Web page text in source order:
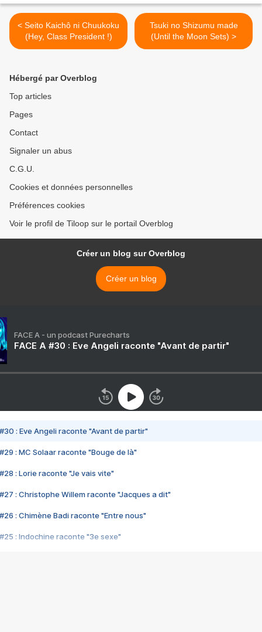
< Seito Kaichô ni Chuukoku
(Hey, Class President !)
Tsuki no Shizumu made
(Until the Moon Sets) >
Hébergé par Overblog
Top articles
Pages
Contact
Signaler un abus
C.G.U.
Cookies et données personnelles
Préférences cookies
Voir le profil de Tiloop sur le portail Overblog
Créer un blog sur Overblog
Créer un blog
FACE A - un podcast Purecharts
FACE A #30 : Eve Angeli raconte "Avant de partir"
#30 : Eve Angeli raconte "Avant de partir"
#29 : MC Solaar raconte "Bouge de là"
#28 : Lorie raconte "Je vais vite"
#27 : Christophe Willem raconte "Jacques a dit"
#26 : Chimène Badi raconte "Entre nous"
#25 : Indochine raconte "3e sexe"